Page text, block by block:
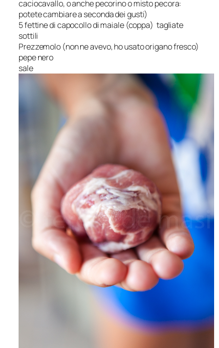
caciocavallo, o anche pecorino o misto pecora:
potete cambiare a seconda dei gusti)
5 fettine di capocollo di maiale (coppa) tagliate
sottili
Prezzemolo (non ne avevo, ho usato origano fresco)
pepe nero
sale